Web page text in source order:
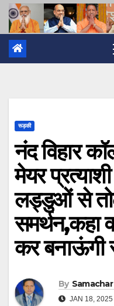
रूड़की
नंद विहार
मेयर
लड्डुओं से
समर्थन,कहा
कर बनाऊंगी
By
JAN 18, 2025